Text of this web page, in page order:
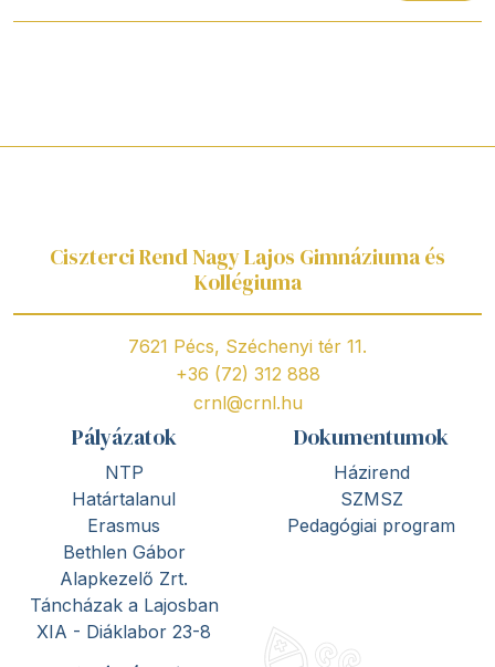
Ciszterci Rend Nagy Lajos Gimnáziuma és
Kollégiuma
7621 Pécs, Széchenyi tér 11.
+36 (72) 312 888
crnl@crnl.hu
Pályázatok
NTP
Határtalanul
Erasmus
Bethlen Gábor
Alapkezelő Zrt.
Táncházak a Lajosban
XIA - Diáklabor 23-8
Dokumentumok
Házirend
SZMSZ
Pedagógiai program